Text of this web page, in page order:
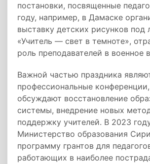
постановки, посвященные
году, например, в Дамаске
выставку детских рисунков под
«Учитель — свет в темноте»,
роль преподавателей в военное
Важной частью праздника
профессиональные конференции,
обсуждают восстановление
системы, внедрение новых
поддержку учителей. В 2023
Министерство образования
программу грантов для
работающих в наиболее